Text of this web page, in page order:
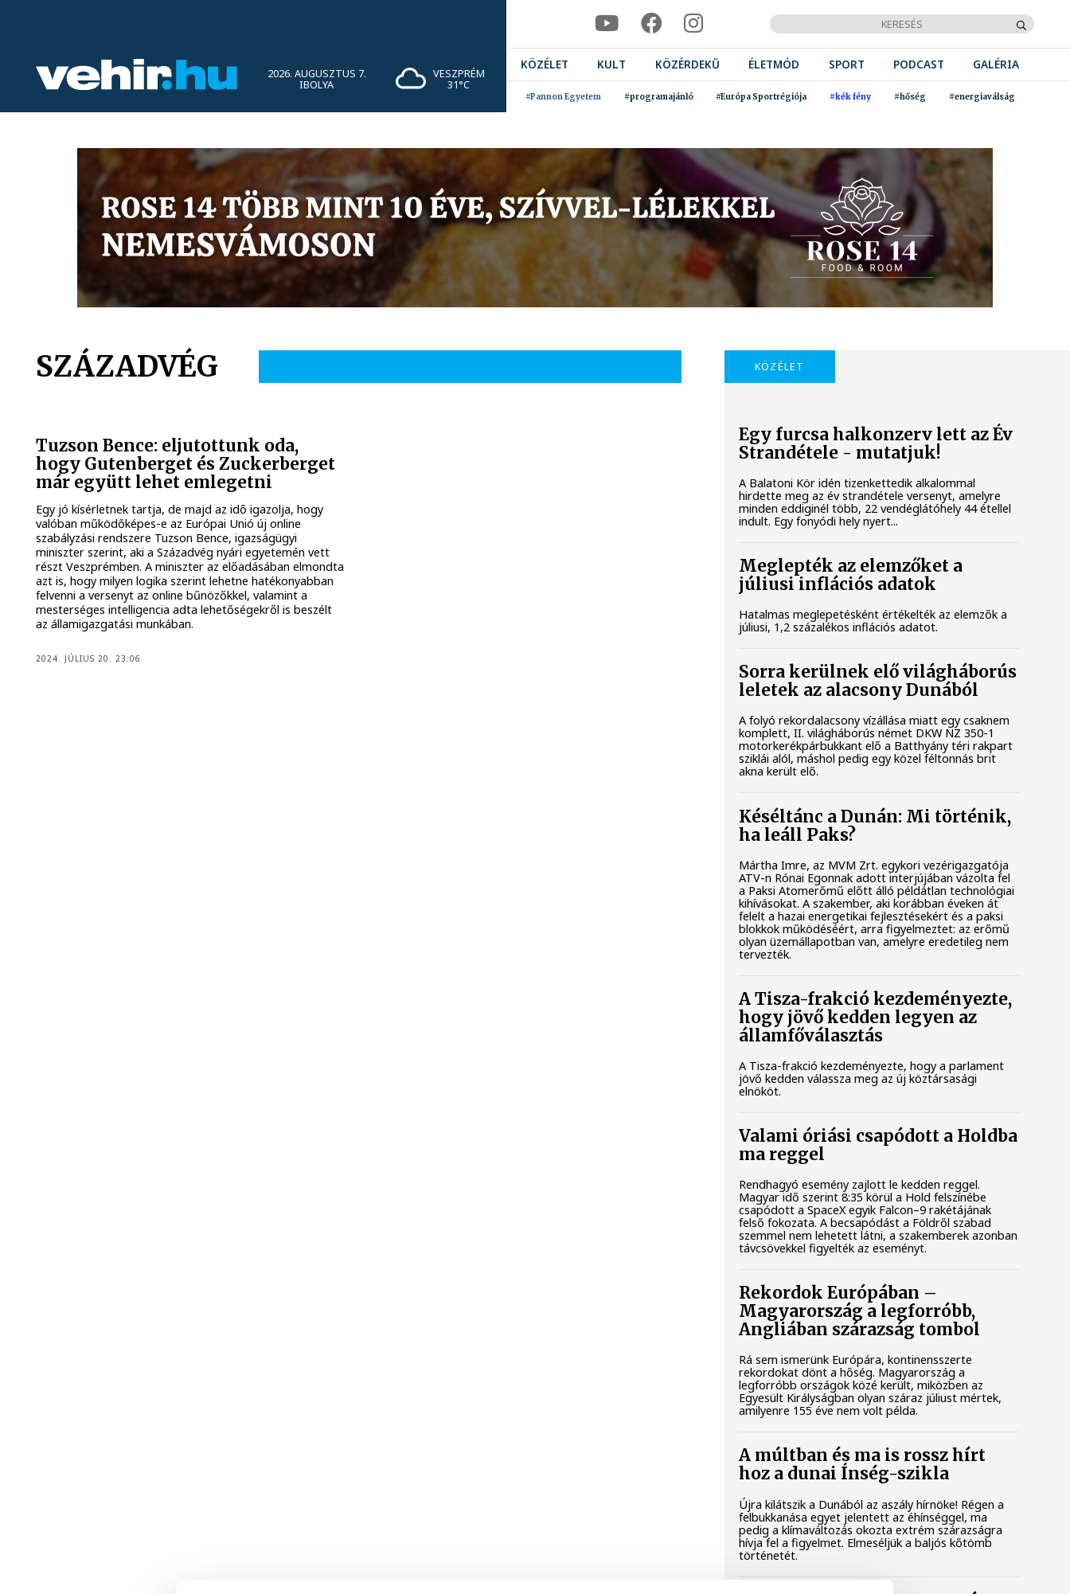
2026. AUGUSZTUS 7.
IBOLYA
VESZPRÉM
31°C
KÖZÉLET KULT KÖZÉRDEKŰ ÉLETMÓD SPORT PODCAST GALÉRIA
#Pannon Egyetem #programajánló #Európa Sportrégiója #kék fény #hőség #energiaválság
SZÁZADVÉG
Tuzson Bence: eljutottunk oda,
hogy Gutenberget és Zuckerberget
már együtt lehet emlegetni
Egy jó kísérletnek tartja, de majd az idő igazolja, hogy
valóban működőképes-e az Európai Unió új online
szabályzási rendszere Tuzson Bence, igazságügyi
miniszter szerint, aki a Századvég nyári egyetemén vett
részt Veszprémben. A miniszter az előadásában elmondta
azt is, hogy milyen logika szerint lehetne hatékonyabban
felvenni a versenyt az online bűnözőkkel, valamint a
mesterséges intelligencia adta lehetőségekről is beszélt
az államigazgatási munkában.
2024. JÚLIUS 20. 23:06
KÖZÉLET
Egy furcsa halkonzerv lett az Év
Strandétele - mutatjuk!
A Balatoni Kör idén tizenkettedik alkalommal
hirdette meg az év strandétele versenyt, amelyre
minden eddiginél több, 22 vendéglátóhely 44 étellel
indult. Egy fonyódi hely nyert...
Meglepték az elemzőket a
júliusi inflációs adatok
Hatalmas meglepetésként értékelték az elemzők a
júliusi, 1,2 százalékos inflációs adatot.
Sorra kerülnek elő világháborús
leletek az alacsony Dunából
A folyó rekordalacsony vízállása miatt egy csaknem
komplett, II. világháborús német DKW NZ 350-1
motorkerékpárbukkant elő a Batthyány téri rakpart
sziklái alól, máshol pedig egy közel féltonnás brit
akna került elő.
Késéltánc a Dunán: Mi történik,
ha leáll Paks?
Mártha Imre, az MVM Zrt. egykori vezérigazgatója
ATV-n Rónai Egonnak adott interjújában vázolta fel
a Paksi Atomerőmű előtt álló példátlan technológiai
kihívásokat. A szakember, aki korábban éveken át
felelt a hazai energetikai fejlesztésekért és a paksi
blokkok működéséért, arra figyelmeztet: az erőmű
olyan üzemállapotban van, amelyre eredetileg nem
tervezték.
A Tisza-frakció kezdeményezte,
hogy jövő kedden legyen az
államfőválasztás
A Tisza-frakció kezdeményezte, hogy a parlament
jövő kedden válassza meg az új köztársasági
elnököt.
Valami óriási csapódott a Holdba
ma reggel
Rendhagyó esemény zajlott le kedden reggel.
Magyar idő szerint 8:35 körül a Hold felszínébe
csapódott a SpaceX egyik Falcon–9 rakétájának
felső fokozata. A becsapódást a Földről szabad
szemmel nem lehetett látni, a szakemberek azonban
távcsövekkel figyelték az eseményt.
Rekordok Európában –
Magyarország a legforróbb,
Angliában szárazság tombol
Rá sem ismerünk Európára, kontinensszerte
rekordokat dönt a hőség. Magyarország a
legforróbb országok közé került, miközben az
Egyesült Királyságban olyan száraz júliust mértek,
amilyenre 155 éve nem volt példa.
A múltban és ma is rossz hírt
hoz a dunai Ínség-szikla
Újra kilátszik a Dunából az aszály hírnöke! Régen a
felbukkanása egyet jelentett az éhínséggel, ma
pedig a klímaváltozás okozta extrém szárazságra
hívja fel a figyelmet. Elmeséljük a baljós kőtömb
történetét.